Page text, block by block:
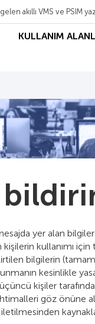
akıllı VMS ve PSIM
KULLANIM
yer alan bilgiler
kullanımı için
bilgilerin
kesinlikle
kişiler
göz önüne